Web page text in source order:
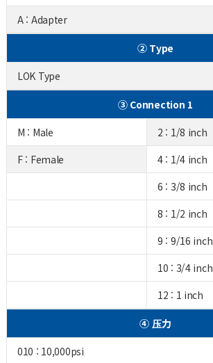
A : Adapter
② Type
LOK Type
③ Connection 1
M : Male
2 : 1/8 inch
F : Female
4 : 1/4 inch
6 : 3/8 inch
8 : 1/2 inch
9 : 9/16 inch
10 : 3/4 inch
12 : 1 inch
④ 压力
010 : 10,000psi